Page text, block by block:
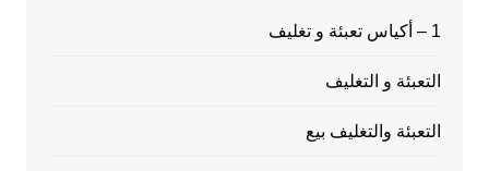
1 – أكياس تعبئة و تغليف
التعبئة و التغليف
التعبئة والتغليف بيع